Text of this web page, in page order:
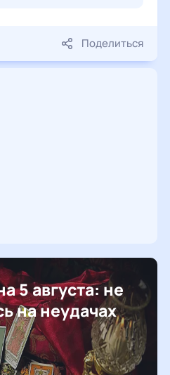
Поделиться
5 августа: не
на неудачах